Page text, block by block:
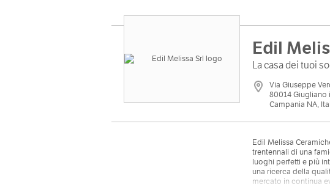
Edil
La casa dei tuoi
Via Giuseppe
80014 Giugliano
Campania NA,
Edil Melissa
trentennali di una
luoghi perfetti e più
una ricerca della
mercato in continua